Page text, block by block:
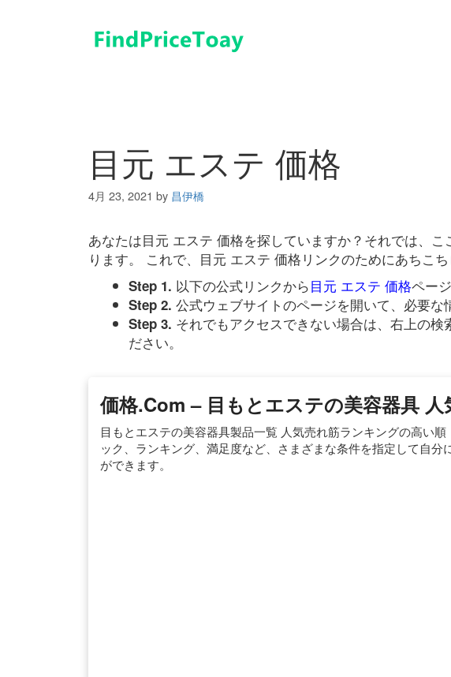
目元 エステ 価格
4月 23, 2021 by 昌伊橋
あなたは目元 エステ 価格を探していますか？それでは、
ります。 これで、目元 エステ 価格リンクのためにあちこ
Step 1. 以下の公式リンクから目元 エステ 価格ペー
Step 2. 公式ウェブサイトのページを開いて、必要な
Step 3. それでもアクセスできない場合は、右上の検
ださい。
価格.com – 目もとエステの美容器具
目もとエステの美容器具製品一覧 人気売れ筋ランキングの高い
ック、ランキング、満足度など、さまざまな条件を指定して自分
ができます。